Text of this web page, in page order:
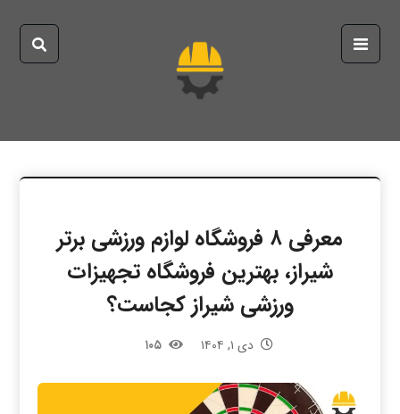
معرفی ۸ فروشگاه لوازم ورزشی برتر
شیراز، بهترین فروشگاه تجهیزات
ورزشی شیراز کجاست؟
دی ۱, ۱۴۰۴ ۱۰۵